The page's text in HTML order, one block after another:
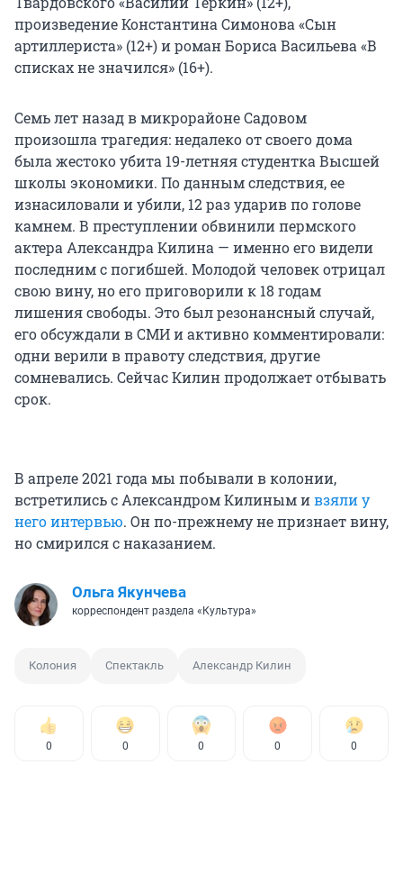
произведение Константина Симонова «Сын
артиллериста» (12+) и роман Бориса Васильева «В
списках не значился» (16+).
Семь лет назад в микрорайоне Садовом
произошла трагедия: недалеко от своего дома
была жестоко убита 19-летняя студентка Высшей
школы экономики. По данным следствия, ее
изнасиловали и убили, 12 раз ударив по голове
камнем. В преступлении обвинили пермского
актера Александра Килина — именно его видели
последним с погибшей. Молодой человек отрицал
свою вину, но его приговорили к 18 годам
лишения свободы. Это был резонансный случай,
его обсуждали в СМИ и активно комментировали:
одни верили в правоту следствия, другие
сомневались. Сейчас Килин продолжает отбывать
срок.
В апреле 2021 года мы побывали в колонии,
встретились с Александром Килиным ивзяли у
него интервью. Он по-прежнему не признает вину,
но смирился с наказанием.
Ольга Якунчева
корреспондент раздела «Культура»
Колония Спектакль Александр Килин
0 0 0 0 0